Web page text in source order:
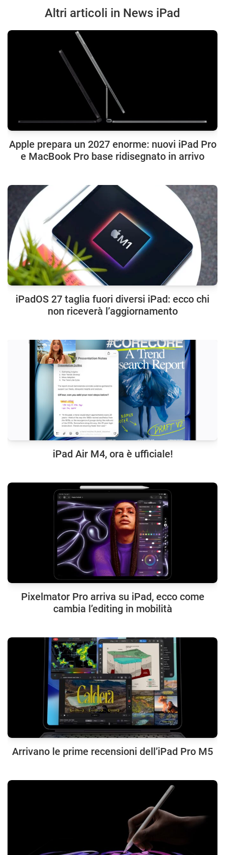
Altri articoli in News iPad
Apple prepara un 2027 enorme: nuovi iPad Pro
e MacBook Pro base ridisegnato in arrivo
iPadOS 27 taglia fuori diversi iPad: ecco chi
non riceverà l’aggiornamento
iPad Air M4, ora è ufficiale!
Pixelmator Pro arriva su iPad, ecco come
cambia l’editing in mobilità
Arrivano le prime recensioni dell’iPad Pro M5